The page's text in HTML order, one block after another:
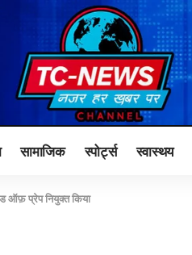
सामाजिक स्पोर्ट्स स्वास्थय
ऑफ़ प्रेप नियुक्त किया